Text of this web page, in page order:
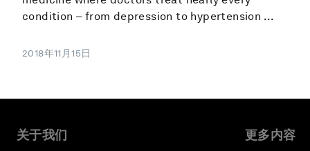
condition – from depression to hypertension ...
2018年11月15日
关于我们 更多内容